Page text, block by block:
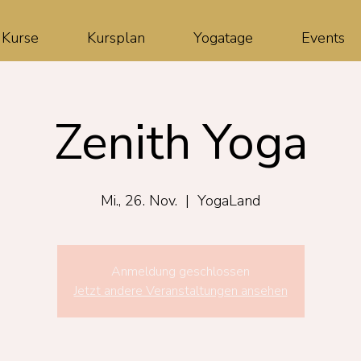
Kurse Kursplan Yogatage Events
Zenith Yoga
Mi., 26. Nov.
  |
YogaLand
Anmeldung geschlossen
Jetzt andere Veranstaltungen ansehen